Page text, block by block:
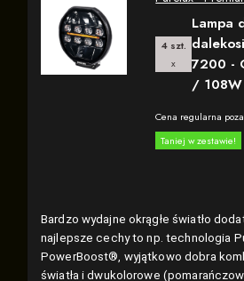
4 szt.
x
Lampa
7200 -
/
Cena regularna
Taniej w zestawie!
Bardzo wydajne okrągłe światło
najlepsze cechy to np. technologia
PowerBoost®, wyjątkowo dobra
światła i dwukolorowe